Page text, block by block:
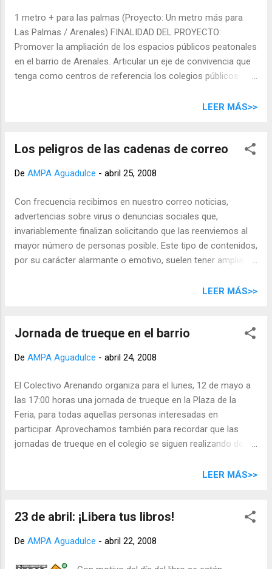
para disfrutar una ciudad más saludable y habitable.
Proponemos: 1metro+ de acera en la calle Aguadulce
Peatonalización de Suárez Naranjo. Para estudiarlo con
calma, hemos invitado al ingeniero d...
1 metro + para las palmas (Proyecto: Un metro más para
Las Palmas / Arenales) FINALIDAD DEL PROYECTO:
Promover la ampliación de los espacios públicos peatonales
en el barrio de Arenales. Articular un eje de convivencia que
tenga como centros de referencia los colegios públicos
desarrollo comunitario en el barrio de Arenales que
desarrollo de un proyecto de calidad urbana para el conjunto
Las Palmas ) OBJETIVOS: Reorganizar LOS ESPACIOS
A) La calle Suárez Naranjo se convierta en peatonal en todo
su trayecto. B) La calle Aguadulce amplíe al menos un metro
más una de sus aceras, eliminando una de las dos filas de
aparcamiento que ahora la ocupan, para habilitar una zona
de paseo a...
LEER MÁS>>
Los peligros de las cadenas de correo
De AMPA Aguadulce - abril 25, 2008
Con frecuencia recibimos en nuestro correo noticias,
advertencias sobre virus o denuncias sociales que,
invariablemente finalizan solicitando que las reenviemos al
mayor número de personas posible. Este tipo de contenidos,
por su carácter alarmante o emotivo, suelen tener amplia
sobre este fenómeno, llamado hoax , antes de reenviarlos:
correo para enviar spam Transmitir virus a través de sus
difamar a alguien (muchos recordarán el famoso e
supuestamente La oreja de Van Gogh se decía pro-etarra) o
por simple diversión Por lo tanto, si reciben un e-mail con
alguna "buena causa" o advertencia, antes de reenviarlo
comprueben que la información es veraz por otros medios,
contrasten las referencias técnicas c...
LEER MÁS>>
Jornada de trueque en el barrio
De AMPA Aguadulce - abril 24, 2008
El Colectivo Arenando organiza para el lunes, 12 de mayo a
las 17:00 horas una jornada de trueque en la Plaza de la
Feria, para todas aquellas personas interesadas en
participar. Aprovechamos también para recordar que las
jornadas de trueque en el colegio se siguen realizando de
LEER MÁS>>
23 de abril: ¡Libera tus libros!
De AMPA Aguadulce - abril 22, 2008